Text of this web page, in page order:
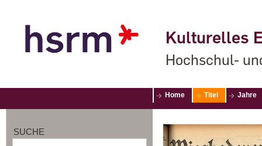
Kulturelles
Hochschul-
Home Titel Jahre
SUCHE